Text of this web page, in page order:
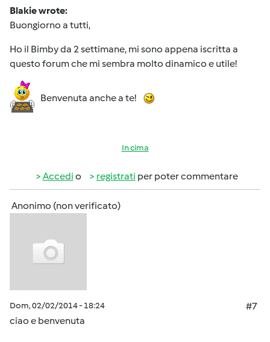
Blakie wrote:
Buongiorno a tutti,
Ho il Bimby da 2 settimane, mi sono appena iscritta a
questo forum che mi sembra molto dinamico e utile!
Benvenuta anche a te!
In cima
Accedi o registrati per poter commentare
Anonimo (non verificato)
Dom, 02/02/2014 - 18:24
#7
ciao e benvenuta